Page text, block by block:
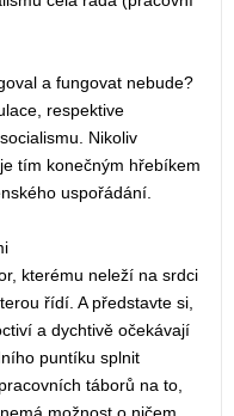
a fungovat nebude?
respektive
Nikoliv
tím konečným hřebíkem
uspořádání.
kterému neleží na srdci
řídí. A představte si,
a dychtivě očekávají
puntíku splnit
táborů na to,